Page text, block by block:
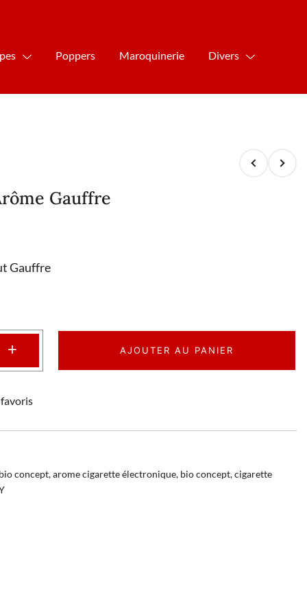
Poppers Maroquinerie Divers
Gauffre
Gauffre
+ AJOUTER AU PANIER
concept,arome cigarette électronique, bio concept,cigarette